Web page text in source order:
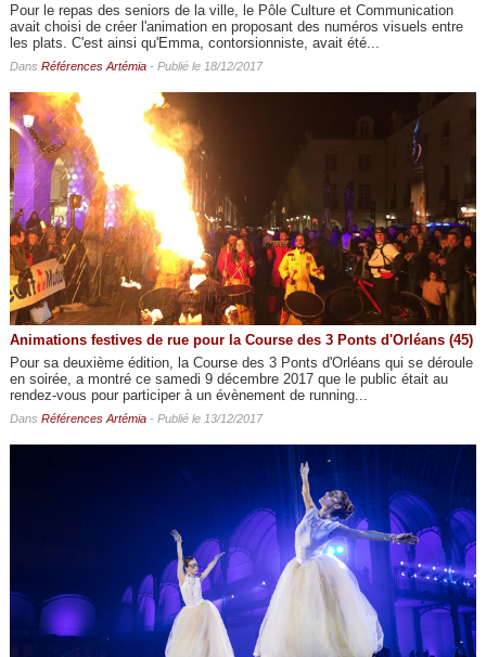
Pour le repas des seniors de la ville, le Pôle Culture et Communication
avait choisi de créer l'animation en proposant des numéros visuels entre
les plats. C'est ainsi qu'Emma, contorsionniste, avait été...
Dans Références Artémia- Publié le 18/12/2017
Animations festives de rue pour la Course des 3 Ponts d'Orléans (45)
Pour sa deuxième édition, la Course des 3 Ponts d'Orléans qui se déroule
en soirée, a montré ce samedi 9 décembre 2017 que le public était au
rendez-vous pour participer à un évènement de running...
Dans Références Artémia- Publié le 13/12/2017